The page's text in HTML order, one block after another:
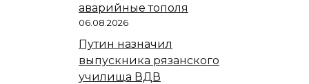
аварийные тополя
06.08.2026
Путин назначил
выпускника рязанского
училища ВДВ